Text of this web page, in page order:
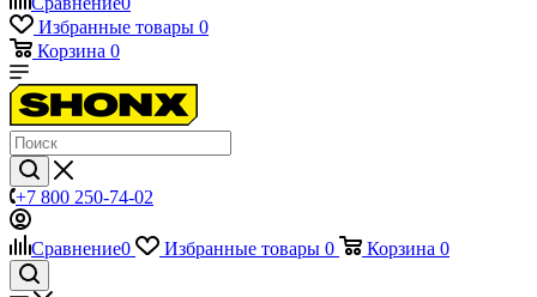
Избранные товары 0
Корзина 0
+7 800 250-74-02
Сравнение0 Избранные товары 0 Корзина 0